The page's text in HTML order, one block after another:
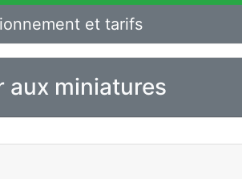
et tarifs
aux miniatures